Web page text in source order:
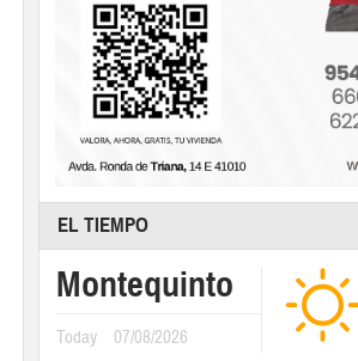
EL TIEMPO
Montequinto
Today 07/08/2026